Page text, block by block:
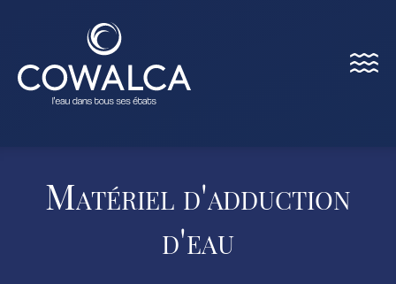
Menu
Matériel d'adduction
d'eau